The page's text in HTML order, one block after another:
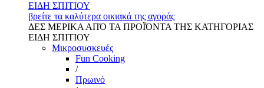
ΕΙΔΗ ΣΠΙΤΙΟΥ
βρείτε τα καλύτερα οικιακά της αγοράς
ΔΕΣ ΜΕΡΙΚΑ ΑΠΌ ΤΑ ΠΡΟΪΌΝΤΑ ΤΗΣ ΚΑΤΗΓΟΡΙΑΣ
ΕΙΔΗ ΣΠΙΤΙΟΥ
Μικροσυσκευές
Fun Cooking
/
Πρωινό